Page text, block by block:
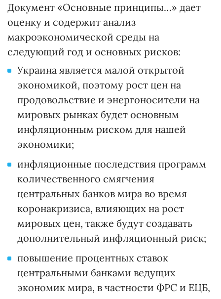
Документ «Основные принципы…» дает
оценку и содержит анализ
макроэкономической среды на
следующий год и основных рисков:
Украина является малой открытой
экономикой, поэтому рост цен на
продовольствие и энергоносители на
мировых рынках будет основным
инфляционным риском для нашей
экономики;
инфляционные последствия программ
количественного смягчения
центральных банков мира во время
коронакризиса, влияющих на рост
мировых цен, также будут создавать
дополнительный инфляционный риск;
повышение процентных ставок
центральными банками ведущих
экономик мира, в частности ФРС и ЕЦБ,